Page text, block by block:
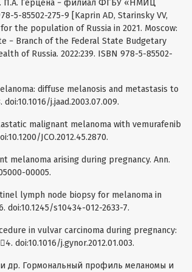
П.А. Герцена − филиал ФГБУ «НМИЦ
5-85502-275-9 [Kaprin AD, Starinsky VV,
the population of Russia in 2021. Moscow:
− Branch of the Federal State Budgetary
of Russia. 2022:239. ISBN 978-5-85502-
diffuse melanosis and metastasis to
j.jaad.2003.07.009.
malignant melanoma with vemurafenib
JCO.2012.45.2870.
melanoma arising during pregnancy. Ann.
00005.
lymph node biopsy for melanoma in
doi:10.1245/s10434-012-2633-7.
in vulvar carcinoma during pregnancy:
doi:10.1016/j.gynor.2012.01.003.
др. Гормональный профиль меланомы и